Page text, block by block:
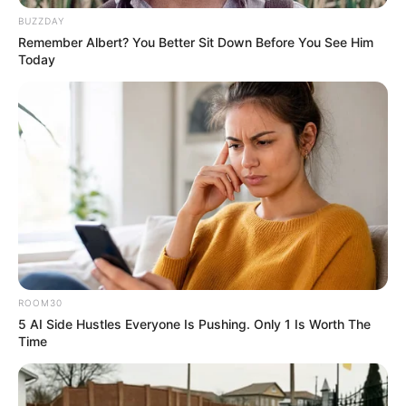
06 Avqust 2026, 12:58
Zəncirvari qəza -5 nəfər xəsarət alıb
Cənubi Qafqazda kommunikasiyaların
açılması İran üçün hansı nəticələri vəd
ŞƏRH
06 Avqust 2026, 11:40
BUZZDAY
Remember Albert? You Better Sit Down Before You See Him
Today
ROOM30
5 AI Side Hustles Everyone Is Pushing. Only 1 Is Worth The
Time